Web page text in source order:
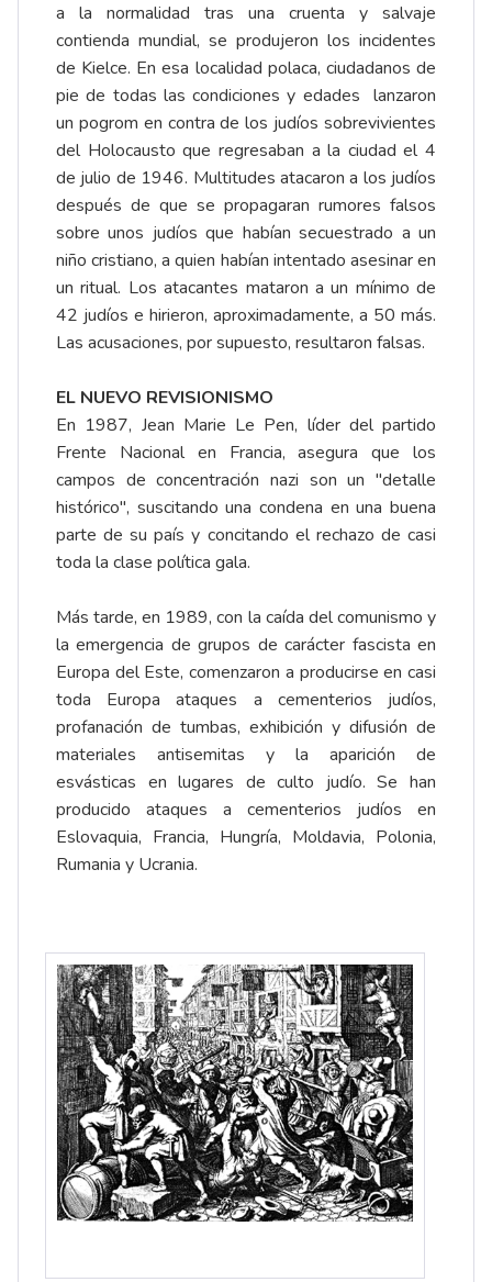
a la normalidad tras una cruenta y salvaje
contienda mundial, se produjeron los incidentes
de Kielce. En esa localidad polaca, ciudadanos de
pie de todas las condiciones y edades lanzaron
un pogrom en contra de los judíos sobrevivientes
del Holocausto que regresaban a la ciudad el 4
de julio de 1946. Multitudes atacaron a los judíos
después de que se propagaran rumores falsos
sobre unos judíos que habían secuestrado a un
niño cristiano, a quien habían intentado asesinar en
un ritual. Los atacantes mataron a un mínimo de
42 judíos e hirieron, aproximadamente, a 50 más.
Las acusaciones, por supuesto, resultaron falsas.
EL NUEVO REVISIONISMO
En 1987, Jean Marie Le Pen, líder del partido
Frente Nacional en Francia, asegura que los
campos de concentración nazi son un "detalle
histórico", suscitando una condena en una buena
parte de su país y concitando el rechazo de casi
toda la clase política gala.
Más tarde, en 1989, con la caída del comunismo y
la emergencia de grupos de carácter fascista en
Europa del Este, comenzaron a producirse en casi
toda Europa ataques a cementerios judíos,
profanación de tumbas, exhibición y difusión de
materiales antisemitas y la aparición de
esvásticas en lugares de culto judío. Se han
producido ataques a cementerios judíos en
Eslovaquia, Francia, Hungría, Moldavia, Polonia,
Rumania y Ucrania.